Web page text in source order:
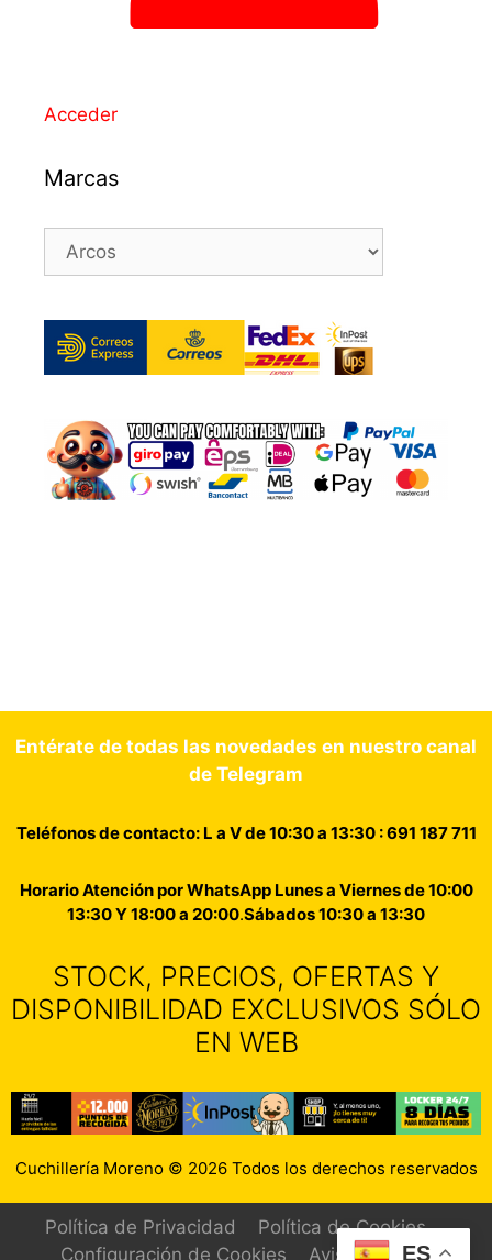
Acceder
Marcas
Entérate de todas las novedades en nuestro canal
de Telegram
Teléfonos de contacto: L a V de 10:30 a 13:30 : 691 187 711
Horario Atención por WhatsApp Lunes a Viernes de 10:00
13:30 Y 18:00 a 20:00.Sábados 10:30 a 13:30
STOCK, PRECIOS, OFERTAS Y
DISPONIBILIDAD EXCLUSIVOS SÓLO
EN WEB
Cuchillería Moreno © 2026 Todos los derechos reservados
Artículo añadido al carrito. ES
Política de Privacidad
Política de Cookies
Configuración de Cookies
Aviso Legal